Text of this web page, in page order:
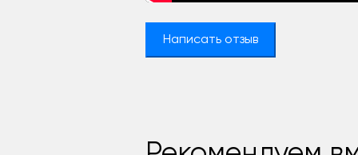
Написать отзыв